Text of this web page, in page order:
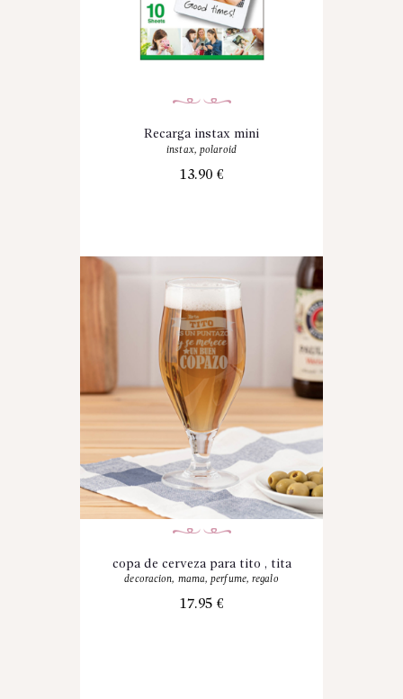
Recarga instax mini
instax, polaroid
13.90 €
copa de cerveza para tito , tita
decoracion, mama,perfume,regalo
17.95 €